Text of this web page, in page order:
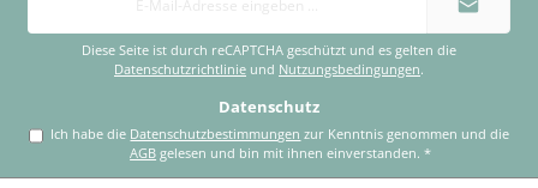
Adresse
Diese Seite ist durch reCAPTCHA geschützt und es gelten die
Datenschutzrichtlinie und Nutzungsbedingungen.
Datenschutz
Ich habe die Datenschutzbestimmungen
AGB gelesen und bin mit ihnen einverstanden.*